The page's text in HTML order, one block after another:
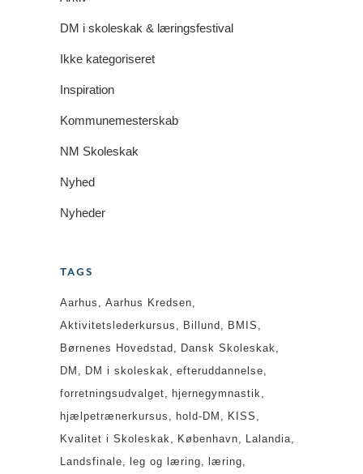
DM i skoleskak & læringsfestival
Ikke kategoriseret
Inspiration
Kommunemesterskab
NM Skoleskak
Nyhed
Nyheder
TAGS
Aarhus
Aarhus Kredsen
Aktivitetslederkursus
Billund
BMIS
Børnenes Hovedstad
Dansk Skoleskak
DM
DM i skoleskak
efteruddannelse
forretningsudvalget
hjernegymnastik
hjælpetrænerkursus
hold-DM
KISS
Kvalitet i Skoleskak
København
Lalandia
Landsfinale
leg og læring
læring